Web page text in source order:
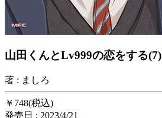
山田くんとLv999の恋をする(7)
著 : ましろ
￥748(税込)
発売日 : 2023/4/21